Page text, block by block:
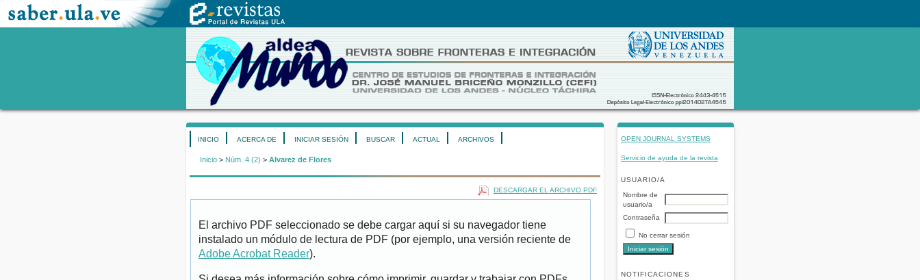
OPEN JOURNAL SYSTEMS
Servicio de ayuda de la revista
USUARIO/A
Nombre de
usuario/a
Contraseña
No cerrar sesión
NOTIFICACIONES
INICIO ACERCA DE INICIAR SESIÓN BUSCAR ACTUAL ARCHIVOS
Inicio > Núm. 4 (2) > Alvarez de Flores
DESCARGAR EL ARCHIVO PDF
El archivo PDF seleccionado se debe cargar aquí si su navegador tiene
instalado un módulo de lectura de PDF (por ejemplo, una versión reciente de
Adobe Acrobat Reader).